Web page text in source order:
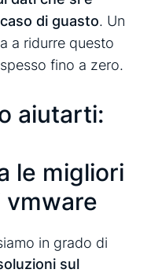
di guasto. Un
a ridurre questo
fino a zero.
aiutarti:
le migliori
vmware
in grado di
sul